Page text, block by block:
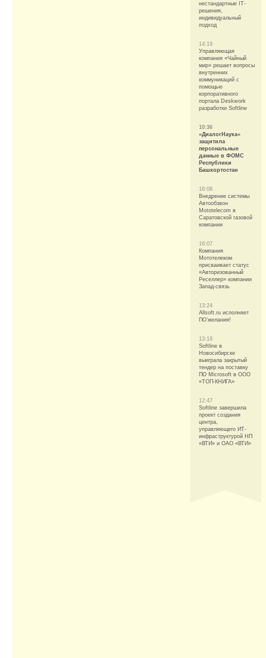
нестандартные IT-
решения,
индивидуальный
подход
14:19
Управляющая
компания «Чайный
мир» решает вопросы
внутренних
коммуникаций с
помощью
корпоративного
портала Deskwork
разработки Softline
10:36
«ДиалогНаука»
защитила
персональные
данные в ФОМС
Республики
Башкортостан
16:08
Внедрение системы
Автообзвон
Mototelecom в
Саратовской газовой
компании
16:07
Компания
Мототелеком
присваивает статус
«Авторизованный
Реселлер» компании
Запад-связь
13:24
Allsoft.ru исполняет
ПО’желания!
13:18
Softline в
Новосибирске
выиграла закрытый
тендер на поставку
ПО Microsoft в ООО
«ТОП-КНИГА»
12:47
Softline завершила
проект создания
центра,
управляющего ИТ-
инфраструктурой НП
«ВТИ» и ОАО «ВТИ»